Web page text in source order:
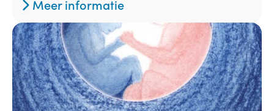
Meer informatie